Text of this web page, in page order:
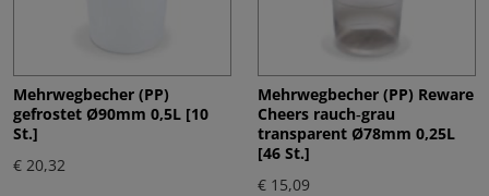
Mehrwegbecher (PP)
gefrostet Ø90mm 0,5L [10
St.]
€ 20,32
Mehrwegbecher (PP) Reware
Cheers rauch‑grau
transparent Ø78mm 0,25L
[46 St.]
€ 15,09